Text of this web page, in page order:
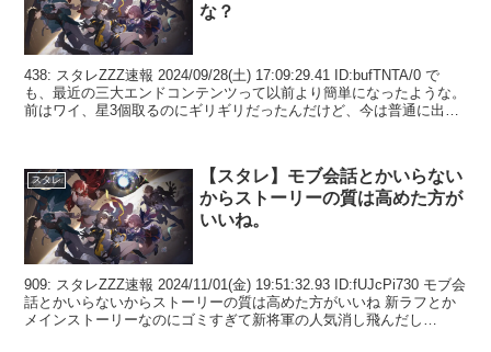
な？
438: スタレZZZ速報 2024/09/28(土) 17:09:29.41 ID:bufTNTA/0 で
も、最近の三大エンドコンテンツって以前より簡単になったような。
前はワイ、星3個取るのにギリギリだったんだけど、今は普通に出来
スタレ
【スタレ】モブ会話とかいらない
からストーリーの質は高めた方が
いいね。
909: スタレZZZ速報 2024/11/01(金) 19:51:32.93 ID:fUJcPi730 モブ会
話とかいらないからストーリーの質は高めた方がいいね 新ラフとか
メインストーリーなのにゴミすぎて新将軍の人気消し飛んだし